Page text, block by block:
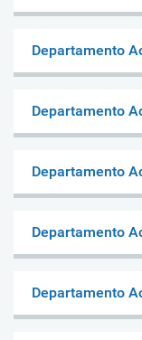
Departamento
Departamento
Departamento
Departamento
Departamento